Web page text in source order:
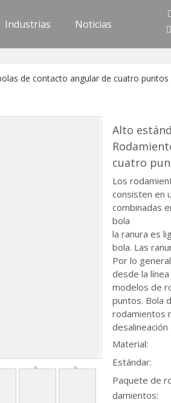
Industrias Noticias


de contacto angular de cuatro
Alto
cuatro
Los
consisten en
combinadas
bola
la ranura es
bola. Las
Por lo
desde la
modelos de
puntos. Bola
rodamientos
Material:
Estándar:
Paquete de
damientos: